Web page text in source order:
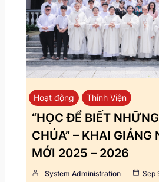
Hoạt động Thỉnh Viện
“HỌC ĐỂ BIẾT
CHÚA” – KHAI GIẢNG
MỚI 2025 – 2026
System Administration
Sep